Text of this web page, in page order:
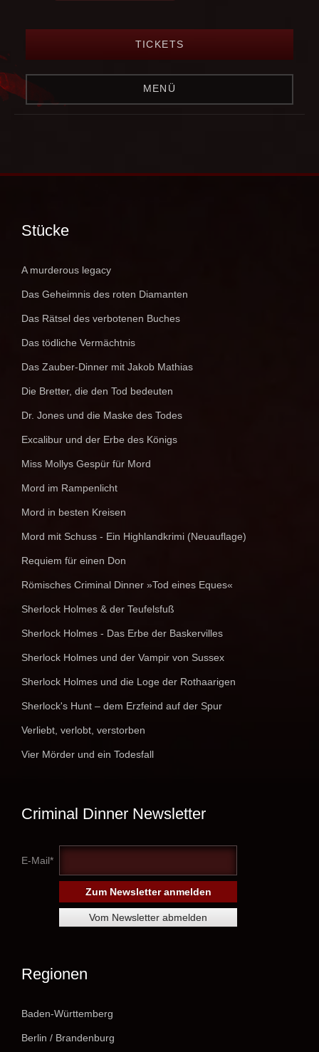
TICKETS
MENÜ
Stücke
A murderous legacy
Das Geheimnis des roten Diamanten
Das Rätsel des verbotenen Buches
Das tödliche Vermächtnis
Das Zauber-Dinner mit Jakob Mathias
Die Bretter, die den Tod bedeuten
Dr. Jones und die Maske des Todes
Excalibur und der Erbe des Königs
Miss Mollys Gespür für Mord
Mord im Rampenlicht
Mord in besten Kreisen
Mord mit Schuss - Ein Highlandkrimi (Neuauflage)
Requiem für einen Don
Römisches Criminal Dinner »Tod eines Eques«
Sherlock Holmes & der Teufelsfuß
Sherlock Holmes - Das Erbe der Baskervilles
Sherlock Holmes und der Vampir von Sussex
Sherlock Holmes und die Loge der Rothaarigen
Sherlock's Hunt – dem Erzfeind auf der Spur
Verliebt, verlobt, verstorben
Vier Mörder und ein Todesfall
Criminal Dinner Newsletter
E-Mail*
Regionen
Baden-Württemberg
Berlin / Brandenburg